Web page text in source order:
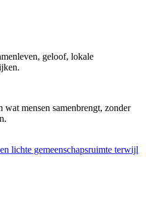
geloof, lokale
mensen samenbrengt, zonder